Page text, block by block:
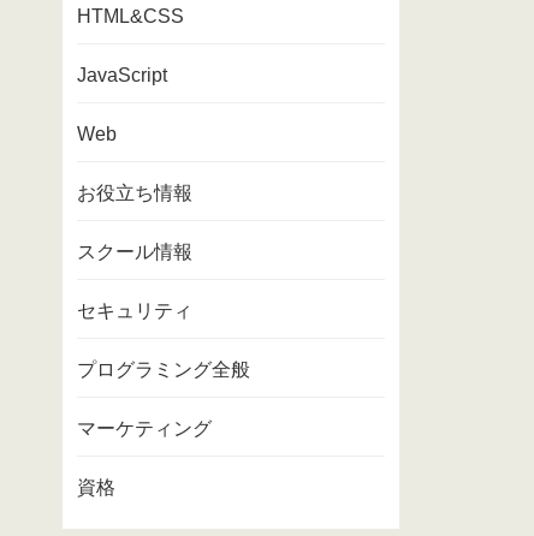
HTML&CSS
JavaScript
Web
お役立ち情報
スクール情報
セキュリティ
プログラミング全般
マーケティング
資格